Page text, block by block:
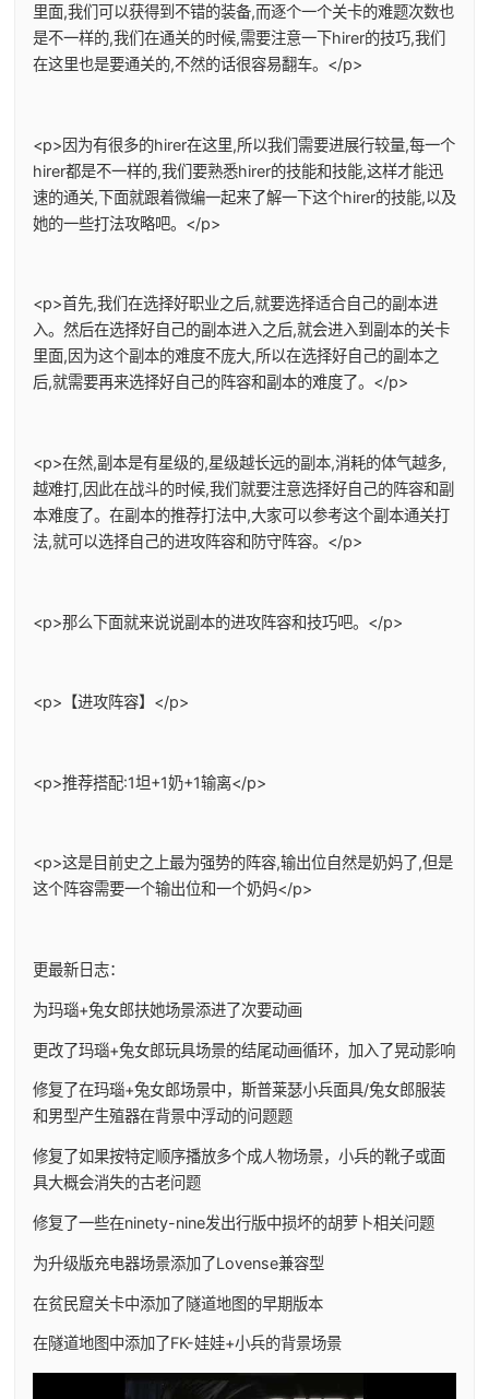
里面,我们可以获得到不错的装备,而逐个一个关卡的难题次数也
是不一样的,我们在通关的时候,需要注意一下hirer的技巧,我们
在这里也是要通关的,不然的话很容易翻车。</p>
<p>因为有很多的hirer在这里,所以我们需要进展行较量,每一个
hirer都是不一样的,我们要熟悉hirer的技能和技能,这样才能迅
速的通关,下面就跟着微编一起来了解一下这个hirer的技能,以及
她的一些打法攻略吧。</p>
<p>首先,我们在选择好职业之后,就要选择适合自己的副本进
入。然后在选择好自己的副本进入之后,就会进入到副本的关卡
里面,因为这个副本的难度不庞大,所以在选择好自己的副本之
后,就需要再来选择好自己的阵容和副本的难度了。</p>
<p>在然,副本是有星级的,星级越长远的副本,消耗的体气越多,
越难打,因此在战斗的时候,我们就要注意选择好自己的阵容和副
本难度了。在副本的推荐打法中,大家可以参考这个副本通关打
法,就可以选择自己的进攻阵容和防守阵容。</p>
<p>那么下面就来说说副本的进攻阵容和技巧吧。</p>
<p>【进攻阵容】</p>
<p>推荐搭配:1坦+1奶+1输离</p>
<p>这是目前史之上最为强势的阵容,输出位自然是奶妈了,但是
这个阵容需要一个输出位和一个奶妈</p>
更最新日志：
为玛瑙+兔女郎扶她场景添进了次要动画
更改了玛瑙+兔女郎玩具场景的结尾动画循环，加入了晃动影响
修复了在玛瑙+兔女郎场景中，斯普莱瑟小兵面具/兔女郎服装
和男型产生殖器在背景中浮动的问题题
修复了如果按特定顺序播放多个成人物场景，小兵的靴子或面
具大概会消失的古老问题
修复了一些在ninety-nine发出行版中损坏的胡萝卜相关问题
为升级版充电器场景添加了Lovense兼容型
在贫民窟关卡中添加了隧道地图的早期版本
在隧道地图中添加了FK-娃娃+小兵的背景场景